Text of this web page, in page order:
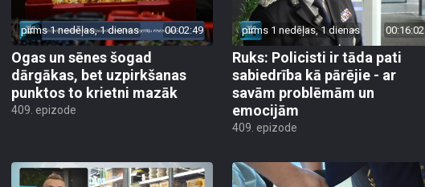
pirms 1 nedēļas, 1 dienas 00:02:49
Ogas un sēnes šogad
dārgākas, bet uzpirkšanas
punktos to krietni mazāk
409. epizode
pirms 1 nedēļas, 1 dienas 00:16:02
Ruks: Policisti ir tāda pati
sabiedrība kā pārējie - ar
savām problēmām un
emocijām
409. epizode